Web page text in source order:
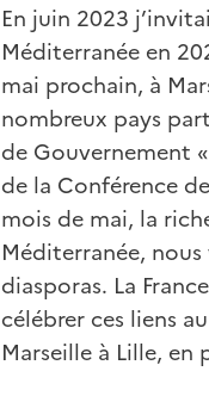
En juin 2023
Méditerranée en
mai prochain, à
nombreux pays
de Gouvernement
de la Conférence
mois de mai, la
Méditerranée,
diasporas. La
célébrer ces liens
Marseille à Lille,